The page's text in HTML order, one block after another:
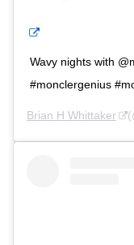
Wavy nights with
#monclergenius
Brian H Whittaker